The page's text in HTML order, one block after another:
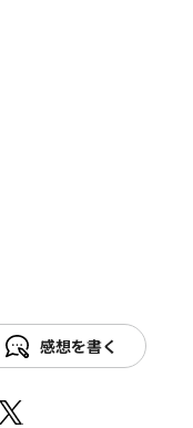
感想を書く